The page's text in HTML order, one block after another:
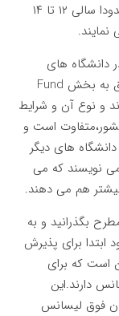
نادیده می گیرند و برای مقطع فوق لیسانس حدودا سالی ۱۲ تا ۱۴
دانشگاه های
مختلف دارد،لازم است برای کسب اطلاعات دقیق به بخش Fund
و نوع آن و شرایط
است و
های دیگر
نویسند که می
هم می دهند.
بگذرانید و به
برای پذیرش
است که برای
دارند.این
فوق لیسانس